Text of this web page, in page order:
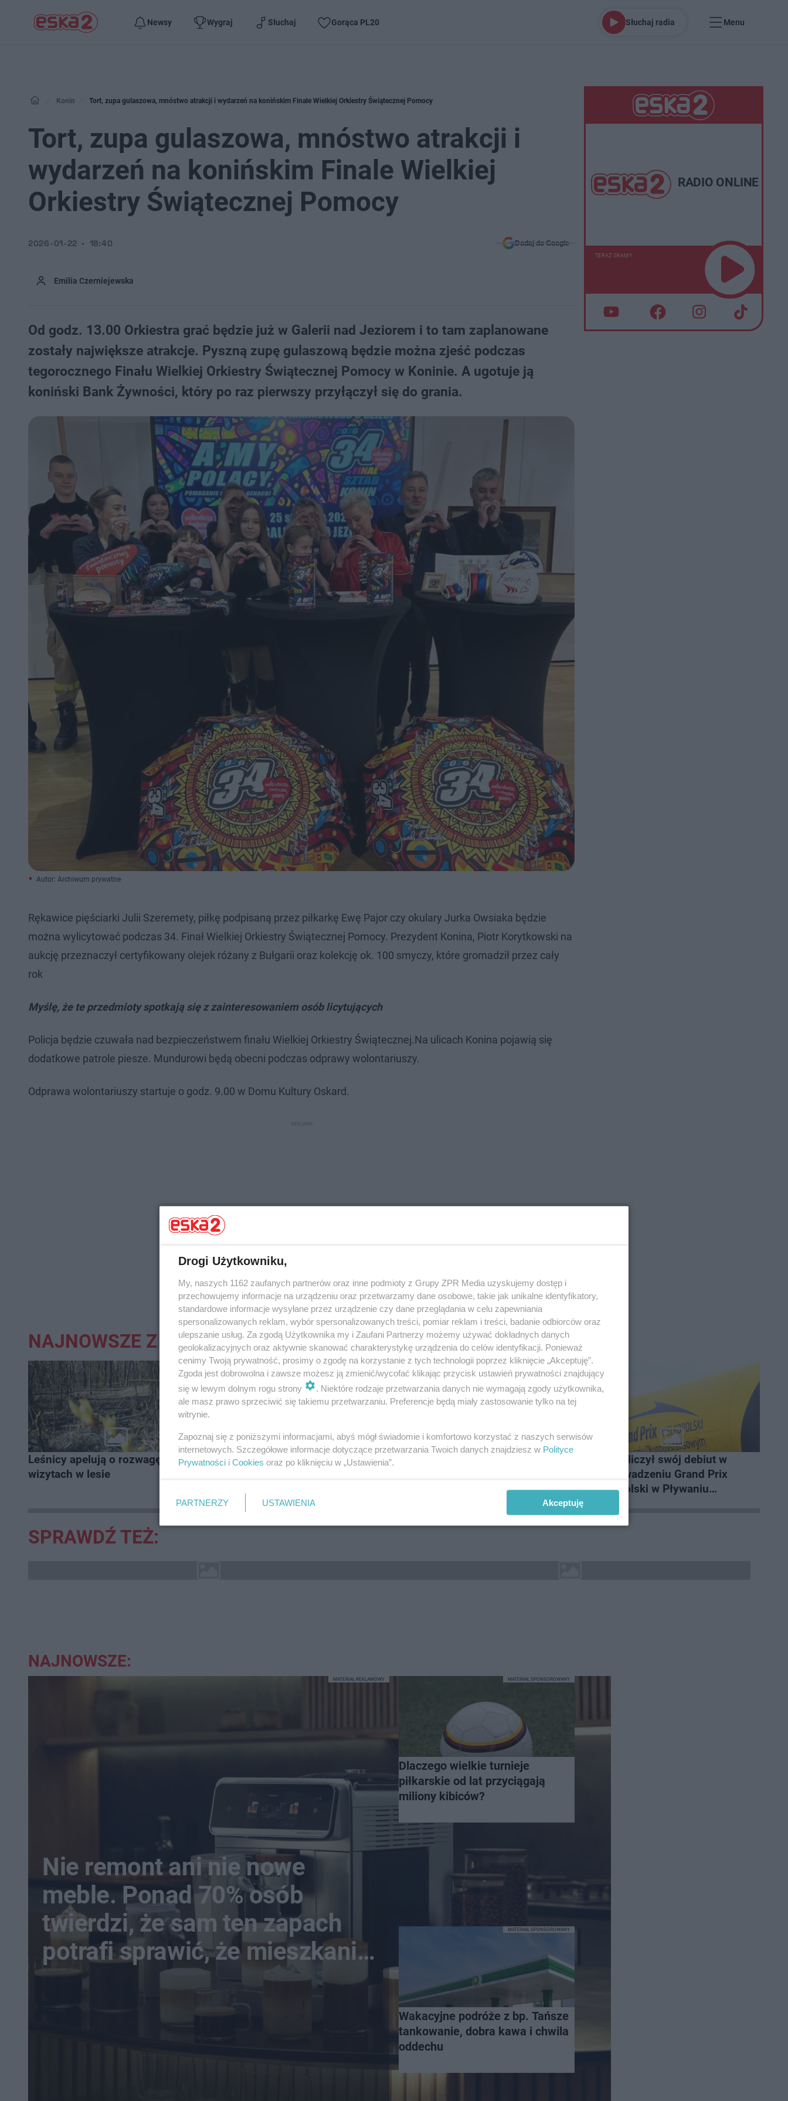
Newsy Wygraj Słuchaj Gorąca PL20 Słuchaj radia Menu
Konin Tort, zupa gulaszowa, mnóstwo atrakcji i wydarzeń na konińskim Finale Wielkiej Orkiestry Świątecznej Pomocy
Tort, zupa gulaszowa, mnóstwo atrakcji i
wydarzeń na konińskim Finale Wielkiej
Orkiestry Świątecznej Pomocy
Emilia Czerniejewska
2026-01-22 18:40 Dodaj do Google
Od godz. 13.00 Orkiestra grać będzie już w Galerii nad Jeziorem i to tam zaplanowane
zostały największe atrakcje. Pyszną zupę gulaszową będzie można zjeść podczas
tegorocznego Finału Wielkiej Orkiestry Świątecznej Pomocy w Koninie. A ugotuje ją
koniński Bank Żywności, który po raz pierwszy przyłączył się do grania.
Autor: Archiwum prywatne
Rękawice pięściarki Julii Szeremety, piłkę podpisaną przez piłkarkę Ewę Pajor czy okulary Jurka Owsiaka będzie
można wylicytować podczas 34. Finał Wielkiej Orkiestry Świątecznej Pomocy. Prezydent Konina, Piotr Korytkowski na
aukcję przeznaczył certyfikowany olejek różany z Bułgarii oraz kolekcję ok. 100 smyczy, które gromadził przez cały
rok
Myślę, że te przedmioty spotkają się z zainteresowaniem osób licytujących
Policja będzie czuwała nad bezpieczeństwem finału Wielkiej Orkiestry Świątecznej.Na ulicach Konina pojawią się
dodatkowe patrole piesze. Mundurowi będą obecni podczas odprawy wolontariuszy.
Odprawa wolontariuszy startuje o godz. 9.00 w Domu Kultury Oskard.
RADIO ONLINE
TERAZ GRAMY
NAJNOWSZE Z DZIAŁU:
Leśnicy apelują o rozwagę przy
wizytach w lesie
Sprawa 57-latka z Konina,
rozwojowa
Konin zaliczył swój debiut w
przeprowadzeniu Grand Prix
Wielkopolski w Pływaniu
SPRAWDŹ TEŻ:
NAJNOWSZE:
Nie remont ani nie nowe
meble. Ponad 70% osób
twierdzi, że sam ten zapach
potrafi sprawić, że mieszkanie
staje się domem
MATERIAŁ REKLAMOWY
Dlaczego wielkie turnieje
piłkarskie od lat przyciągają
miliony kibiców?
MATERIAŁ SPONSOROWANY
Wakacyjne podróże z bp. Tańsze
tankowanie, dobra kawa i chwila
oddechu
MATERIAŁ SPONSOROWANY
Drogi Użytkowniku,
My, naszych 1162 zaufanych partnerów oraz inne podmioty z Grupy ZPR Media uzyskujemy dostęp i
przechowujemy informacje na urządzeniu oraz przetwarzamy dane osobowe, takie jak unikalne identyfikatory,
standardowe informacje wysyłane przez urządzenie czy dane przeglądania w celu zapewniania
spersonalizowanych reklam, wybór spersonalizowanych treści, pomiar reklam i treści, badanie odbiorców oraz
ulepszanie usług. Za zgodą Użytkownika my i Zaufani Partnerzy możemy używać dokładnych danych
geolokalizacyjnych oraz aktywnie skanować charakterystykę urządzenia do celów identyfikacji. Ponieważ
cenimy Twoją prywatność, prosimy o zgodę na korzystanie z tych technologii poprzez kliknięcie „Akceptuję”.
Zgoda jest dobrowolna i zawsze możesz ją zmienić/wycofać klikając przycisk ustawień prywatności znajdujący
się w lewym dolnym rogu strony
. Niektóre rodzaje przetwarzania danych nie wymagają zgody użytkownika,
ale masz prawo sprzeciwić się takiemu przetwarzaniu. Preferencje będą miały zastosowanie tylko na tej
witrynie.
Zapoznaj się z poniższymi informacjami, abyś mógł świadomie i komfortowo korzystać z naszych serwisów
internetowych. Szczegółowe informacje dotyczące przetwarzania Twoich danych znajdziesz w Polityce
Prywatności i Cookies oraz po kliknięciu w „Ustawienia”.
PARTNERZY USTAWIENIA Akceptuję